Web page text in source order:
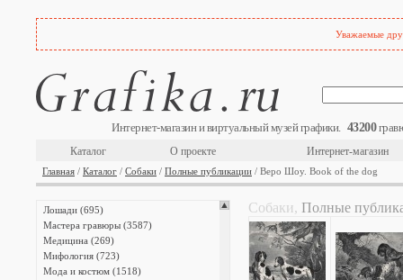
Уважаемые
Интернет-магазин и виртуальный музей графики. 43200
Каталог О проекте Интернет-магазин
Главная / Каталог / Собаки / Полные публикации / Веро Шоу. Book of the dog
Деньги (435)
Детская комната (2136)
Еда и алкоголь (302)
Животные (1652)
Интерьеры (1458)
Исторические хроники (1663)
Лошади (695)
Мастера гравюры (3587)
Медицина (269)
Мифология (723)
Мода и костюм (1518)
Собаки, Полные